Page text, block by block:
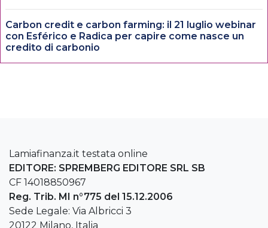
Carbon credit e carbon farming: il 21 luglio webinar
con Esférico e Radica per capire come nasce un
credito di carbonio
Lamiafinanza.it testata online
EDITORE: SPREMBERG EDITORE SRL SB
CF 14018850967
Reg. Trib. MI n°775 del 15.12.2006
Sede Legale: Via Albricci 3
20122 Milano, Italia